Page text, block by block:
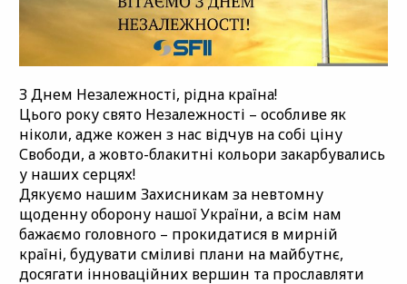
З Днем Незалежності, рідна країна!
Цього року свято Незалежності – особливе як
ніколи, адже кожен з нас відчув на собі ціну
Свободи, а жовто-блакитні кольори закарбувались
у наших серцях!
Дякуємо нашим Захисникам за невтомну
щоденну оборону нашої України, а всім нам
бажаємо головного – прокидатися в мирній
країні, будувати сміливі плани на майбутнє,
досягати інноваційних вершин та прославляти